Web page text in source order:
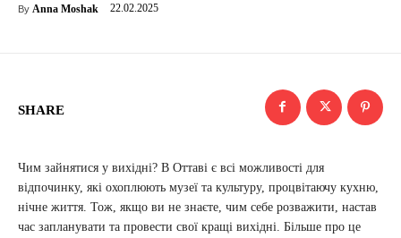
By Anna Moshak 22.02.2025
SHARE
Чим зайнятися у вихідні? В Оттаві є всі можливості для
відпочинку, які охоплюють музеї та культуру, процвітаючу кухню,
нічне життя. Тож, якщо ви не знаєте, чим себе розважити, настав
час запланувати та провести свої кращі вихідні. Більше про це